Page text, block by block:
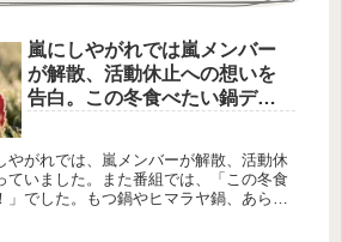
嵐にしやがれでは嵐メンバー
が解散、活動休止への想いを
告白。この冬食べたい鍋デス
やがれでは、嵐メンバーが解散、活動休
ていました。また番組では、「この冬食
」でした。もつ鍋やヒマラヤ鍋、あら